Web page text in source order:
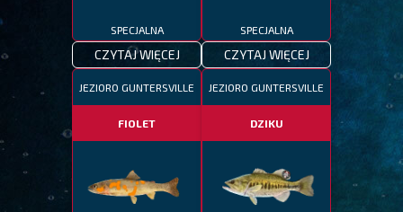
SPECJALNA
CZYTAJ WIĘCEJ
SPECJALNA
CZYTAJ WIĘCEJ
JEZIORO GUNTERSVILLE
FIOLET
JEZIORO GUNTERSVILLE
DZIKU